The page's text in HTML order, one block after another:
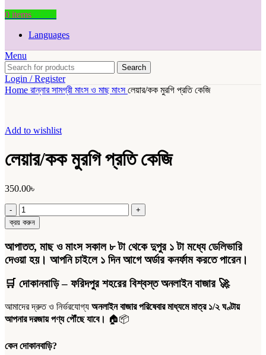
0 items
Languages
Menu
Search
Login / Register
Home রান্নার সামগ্রী মাংস ও মাছমাংসলেয়ার/কক মুরগি প্রতি কেজি
Add to wishlist
লেয়ার/কক মুরগি প্রতি কেজি
350.00৳
লেয়ার/
কক
মুরগি
কেজি
quantity
ক্রয় করুন
আপাতত, মাছ ও মাংস সকাল ৮ টা থেকে দুপুর ১ টা মধ্যে ডেলিভারি
দেওয়া হয়। আপনি চাইলে ১ দিন আগে অর্ডার কনর্ফাম করতে পারেন।
🛒 দোকানবাড়ি – ফরিদপুর শহরের বিশ্বস্ত অনলাইন বাজার🚀
আমাদের দ্রুত ও নির্ভরযোগ্য অনলাইন বাজার পরিষেবার মাধ্যমে মাত্র ১/২ ঘণ্টায়
আপনার দরজায় পণ্য পৌঁছে যাবে। 🏠📦
কেন দোকানবাড়ি?